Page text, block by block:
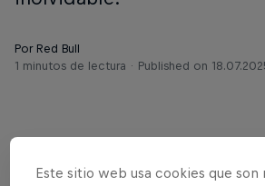
Por Red Bull
1 minutos de lectura
Published on
Este sitio web usa cookies que son